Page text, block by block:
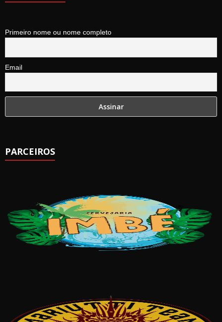
Primeiro nome ou nome completo
Email
PARCEIROS